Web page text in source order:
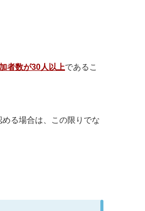
者数が30人以上であるこ
る場合は、この限りでな